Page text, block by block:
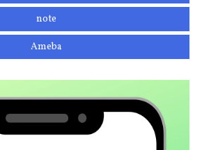
note
Ameba